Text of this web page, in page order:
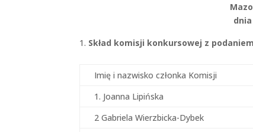
Skład komisji konkursowej z
Imię i nazwisko członka Komisji
1. Joanna Lipińska
2 Gabriela Wierzbicka-Dybek